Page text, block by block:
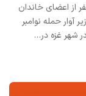
دید: هزاران فلسطینی در شهر غزه، پیکر ۱۱۲ نفر از اعضای خاندان
حمله نوامبر